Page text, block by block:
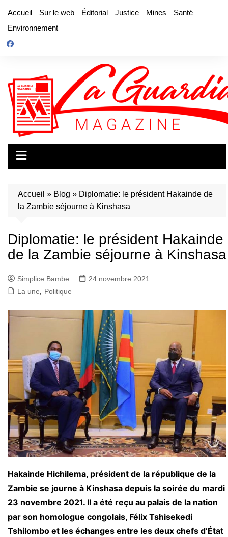
contenu
Accueil Sur le web Éditorial Justice Mines
Santé
Environnement
Accueil » Blog » Diplomatie: le président Hakainde de
la Zambie séjourne à Kinshasa
Diplomatie: le président Hakainde
de la Zambie séjourne à Kinshasa
Simplice Bambe
24 novembre 2021
La une
Politique
Hakainde Hichilema, président de la république de la
Zambie se journe à Kinshasa depuis la soirée du mardi
23 novembre 2021. Il a été reçu au palais de la nation
par son homologue congolais, Félix Tshisekedi
Tshilombo et les échanges entre les deux chefs d’État